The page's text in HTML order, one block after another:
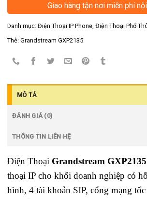
Giao hàng tận nơi miễn phí
Danh mục: Điện Thoại IP Phone Điện Thoại Phổ
Thẻ: Grandstream GXP2135
MÔ TẢ
ĐÁNH GIÁ (0)
THÔNG TIN LIÊN HỆ
Điện Thoại Grandstream GXP2135
thoại IP cho khối doanh nghiệp có
hình, 4 tài khoản SIP, cổng mạng